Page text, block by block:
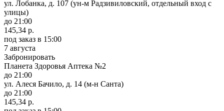
ул. Лобанка, д. 107 (ун-м Радзивиловский, отдельный вход с
улицы)
до 21:00
145,34 р.
под заказ в 15:00
7 августа
Забронировать
Планета Здоровья Аптека №2
до 21:00
ул. Алеся Бачило, д. 14 (м-н Санта)
до 21:00
145,34 р.